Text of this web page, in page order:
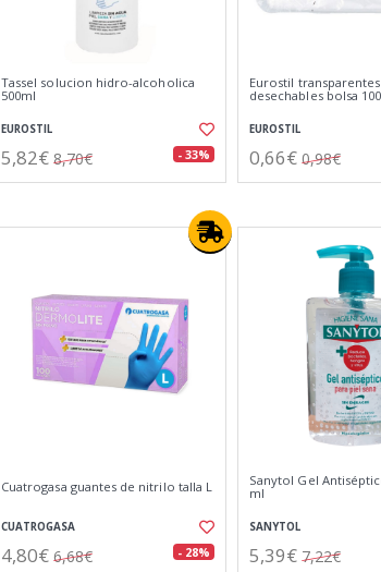
Tassel solucion hidro-alcoholica
500ml
EUROSTIL
5,82€ 8,70€ - 33%
Eurostil
desechables bolsa
EUROSTIL
0,66€ 0,98€
Cuatrogasa guantes de nitrilo talla L
CUATROGASA
4,80€ 6,68€ - 28%
Sanytol Gel
ml
SANYTOL
5,39€ 7,22€